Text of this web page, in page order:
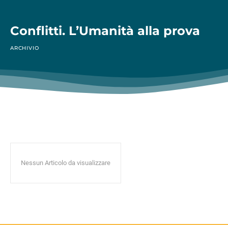
Conflitti. L’Umanità alla prova
ARCHIVIO
Nessun Articolo da visualizzare